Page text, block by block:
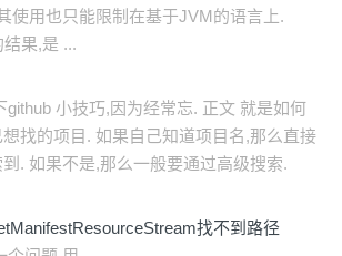
使用也只能限制在基于JVM的语言上.
果,是 ...
github 小技巧,因为经常忘. 正文 就是如何
找的项目. 如果自己知道项目名,那么直接
. 如果不是,那么一般要通过高级搜索.
找不到路径